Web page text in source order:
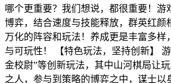
哪个更重要？我们想说，都很重要！游
博弈，结合速度与技能释放，群英红颜
万化的阵容和玩法！养成更是丰富多样
与可玩性！ 【特色玩法，坚持创新】
金校尉”等创新玩法，其中山河棋局让
之人，参与到策略的博弈之中，谋士以